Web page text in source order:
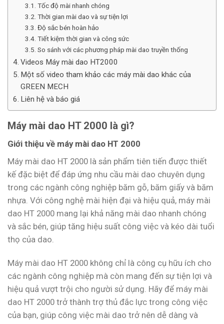
Tốc độ mài nhanh chóng
Thời gian mài dao và sự tiện lợi
Độ sắc bén hoàn hảo
Tiết kiệm thời gian và công sức
So sánh với các phương pháp mài dao truyền thống
Videos Máy mài dao HT2000
Một số video tham khảo các máy mài dao khác của
GREEN MECH
Liên hệ và báo giá
Máy mài dao HT 2000 là gì?
Giới thiệu về máy mài dao HT 2000
Máy mài dao HT 2000 là sản phẩm tiên tiến được thiết
kế đặc biệt để đáp ứng nhu cầu mài dao chuyên dụng
trong các ngành công nghiệp băm gỗ, băm giấy và băm
nhựa. Với công nghệ mài hiện đại và hiệu quả, máy mài
dao HT 2000 mang lại khả năng mài dao nhanh chóng
và sắc bén, giúp tăng hiệu suất công việc và kéo dài tuổi
thọ của dao.
Máy mài dao HT 2000 không chỉ là công cụ hữu ích cho
các ngành công nghiệp mà còn mang đến sự tiện lợi và
hiệu quả vượt trội cho người sử dụng. Hãy để máy mài
dao HT 2000 trở thành trợ thủ đắc lực trong công việc
của bạn, giúp công việc mài dao trở nên dễ dàng và